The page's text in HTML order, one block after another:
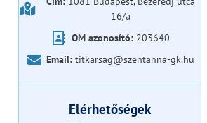
16/a
OM azonosító:203640
Email: titkarsag@szentanna-gk.hu
Elérhetőségek